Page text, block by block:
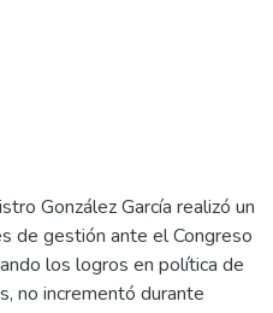
González García realizó un
de gestión ante el Congreso
los logros en política de
no incrementó durante